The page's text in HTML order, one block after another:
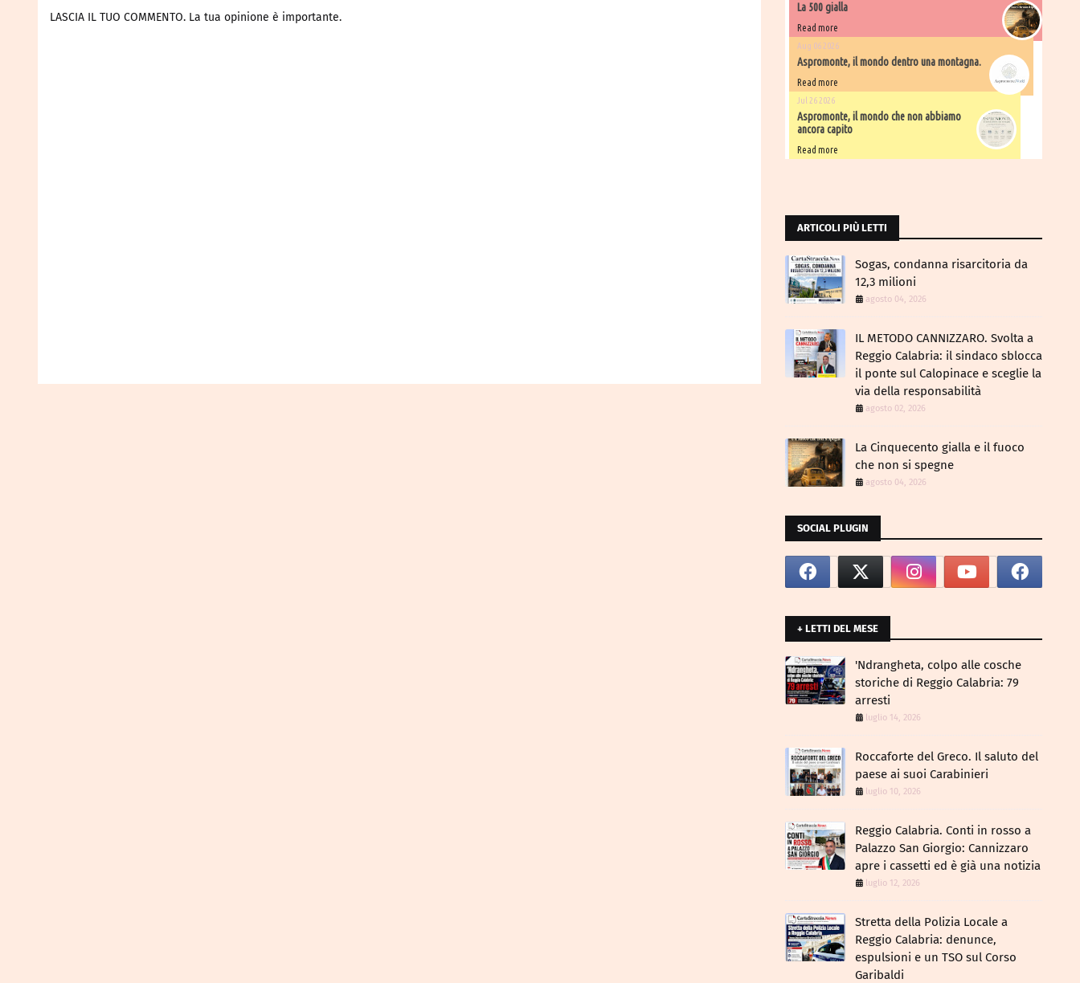
LASCIA IL TUO COMMENTO. La tua opinione è importante.
La 500 gialla
Read more
Aug 06 2026
Aspromonte, il mondo dentro una montagna.
Read more
Jul 26 2026
Aspromonte, il mondo che non abbiamo
ancora capito
Read more
ARTICOLI PIÙ LETTI
Sogas, condanna risarcitoria da
12,3 milioni
agosto 04, 2026
IL METODO CANNIZZARO​. Svolta a
Reggio Calabria: il sindaco sblocca
il ponte sul Calopinace e sceglie la
via della responsabilità
agosto 02, 2026
La Cinquecento gialla e il fuoco
che non si spegne
agosto 04, 2026
SOCIAL PLUGIN
+ LETTI DEL MESE
​'Ndrangheta, colpo alle cosche
storiche di Reggio Calabria: 79
arresti
luglio 14, 2026
Roccaforte del Greco. Il saluto del
paese ai suoi Carabinieri
luglio 10, 2026
Reggio Calabria. Conti in rosso a
Palazzo San Giorgio: Cannizzaro
apre i cassetti ed è già una notizia
luglio 12, 2026
​Stretta della Polizia Locale a
Reggio Calabria: denunce,
espulsioni e un TSO sul Corso
Garibaldi